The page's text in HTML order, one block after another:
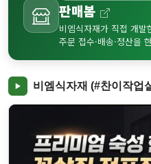
판매봄
비엠식자재가 직접 개발
주문 접수·배송·정산을
▶ 비엠식자재 (#찬이작업
✨ 부산대생이 꽁꽁 숨겨둔 '